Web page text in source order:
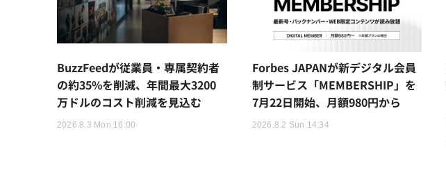
BuzzFeedが従業員・専属契約者
の約35%を削減、年間最大3200
万ドルのコスト削減を見込む
2026.8.3 Mon 16:00
Forbes JAPANが新デジタル会員
制サービス「MEMBERSHIP」を
7月22日開始、月額980円から
2026.8.2 Sun 14:34